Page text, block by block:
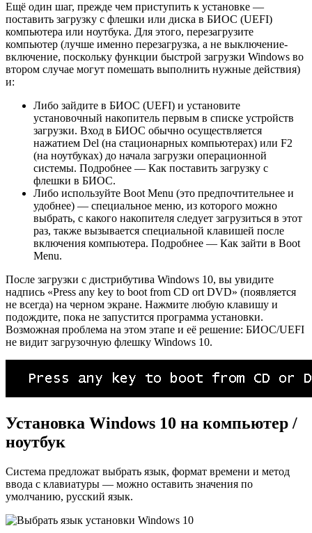
Ещё один шаг, прежде чем приступить к установке —
поставить загрузку с флешки или диска в БИОС (UEFI)
компьютера или ноутбука. Для этого, перезагрузите
компьютер (лучше именно перезагрузка, а не выключение-
включение, поскольку функции быстрой загрузки Windows во
втором случае могут помешать выполнить нужные действия)
и:
Либо зайдите в БИОС (UEFI) и установите
установочный накопитель первым в списке устройств
загрузки. Вход в БИОС обычно осуществляется
нажатием Del (на стационарных компьютерах) или F2
(на ноутбуках) до начала загрузки операционной
системы. Подробнее — Как поставить загрузку с
флешки в БИОС.
Либо используйте Boot Menu (это предпочтительнее и
удобнее) — специальное меню, из которого можно
выбрать, с какого накопителя следует загрузиться в этот
раз, также вызывается специальной клавишей после
включения компьютера. Подробнее — Как зайти в Boot
Menu.
После загрузки с дистрибутива Windows 10, вы увидите
надпись «Press any key to boot from CD ort DVD» (появляется
не всегда) на черном экране. Нажмите любую клавишу и
подождите, пока не запустится программа установки.
Возможная проблема на этом этапе и её решение: БИОС/UEFI
не видит загрузочную флешку Windows 10.
Установка Windows 10 на компьютер /
ноутбук
Система предложат выбрать язык, формат времени и метод
ввода с клавиатуры — можно оставить значения по
умолчанию, русский язык.